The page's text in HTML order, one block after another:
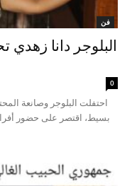
فن
البلوجر دانا زهدي
0
احتفلت البلوجر وصانعة
بسيط، اقتصر على حضور